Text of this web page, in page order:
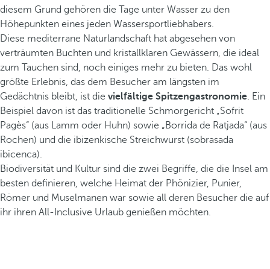
diesem Grund gehören die Tage unter Wasser zu den
Höhepunkten eines jeden Wassersportliebhabers.
Diese mediterrane Naturlandschaft hat abgesehen von
verträumten Buchten und kristallklaren Gewässern, die ideal
zum Tauchen sind, noch einiges mehr zu bieten. Das wohl
größte Erlebnis, das dem Besucher am längsten im
Gedächtnis bleibt, ist die vielfältige Spitzengastronomie. Ein
Beispiel davon ist das traditionelle Schmorgericht „Sofrit
Pagès“ (aus Lamm oder Huhn) sowie „Borrida de Ratjada“ (aus
Rochen) und die ibizenkische Streichwurst (sobrasada
ibicenca).
Biodiversität und Kultur sind die zwei Begriffe, die die Insel am
besten definieren, welche Heimat der Phönizier, Punier,
Römer und Muselmanen war sowie all deren Besucher die auf
ihr ihren All-Inclusive Urlaub genießen möchten.